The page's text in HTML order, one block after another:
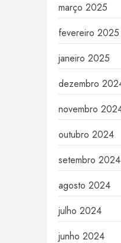
março 2025
fevereiro 2025
janeiro 2025
dezembro
novembro
outubro 2024
setembro 2024
agosto 2024
julho 2024
junho 2024